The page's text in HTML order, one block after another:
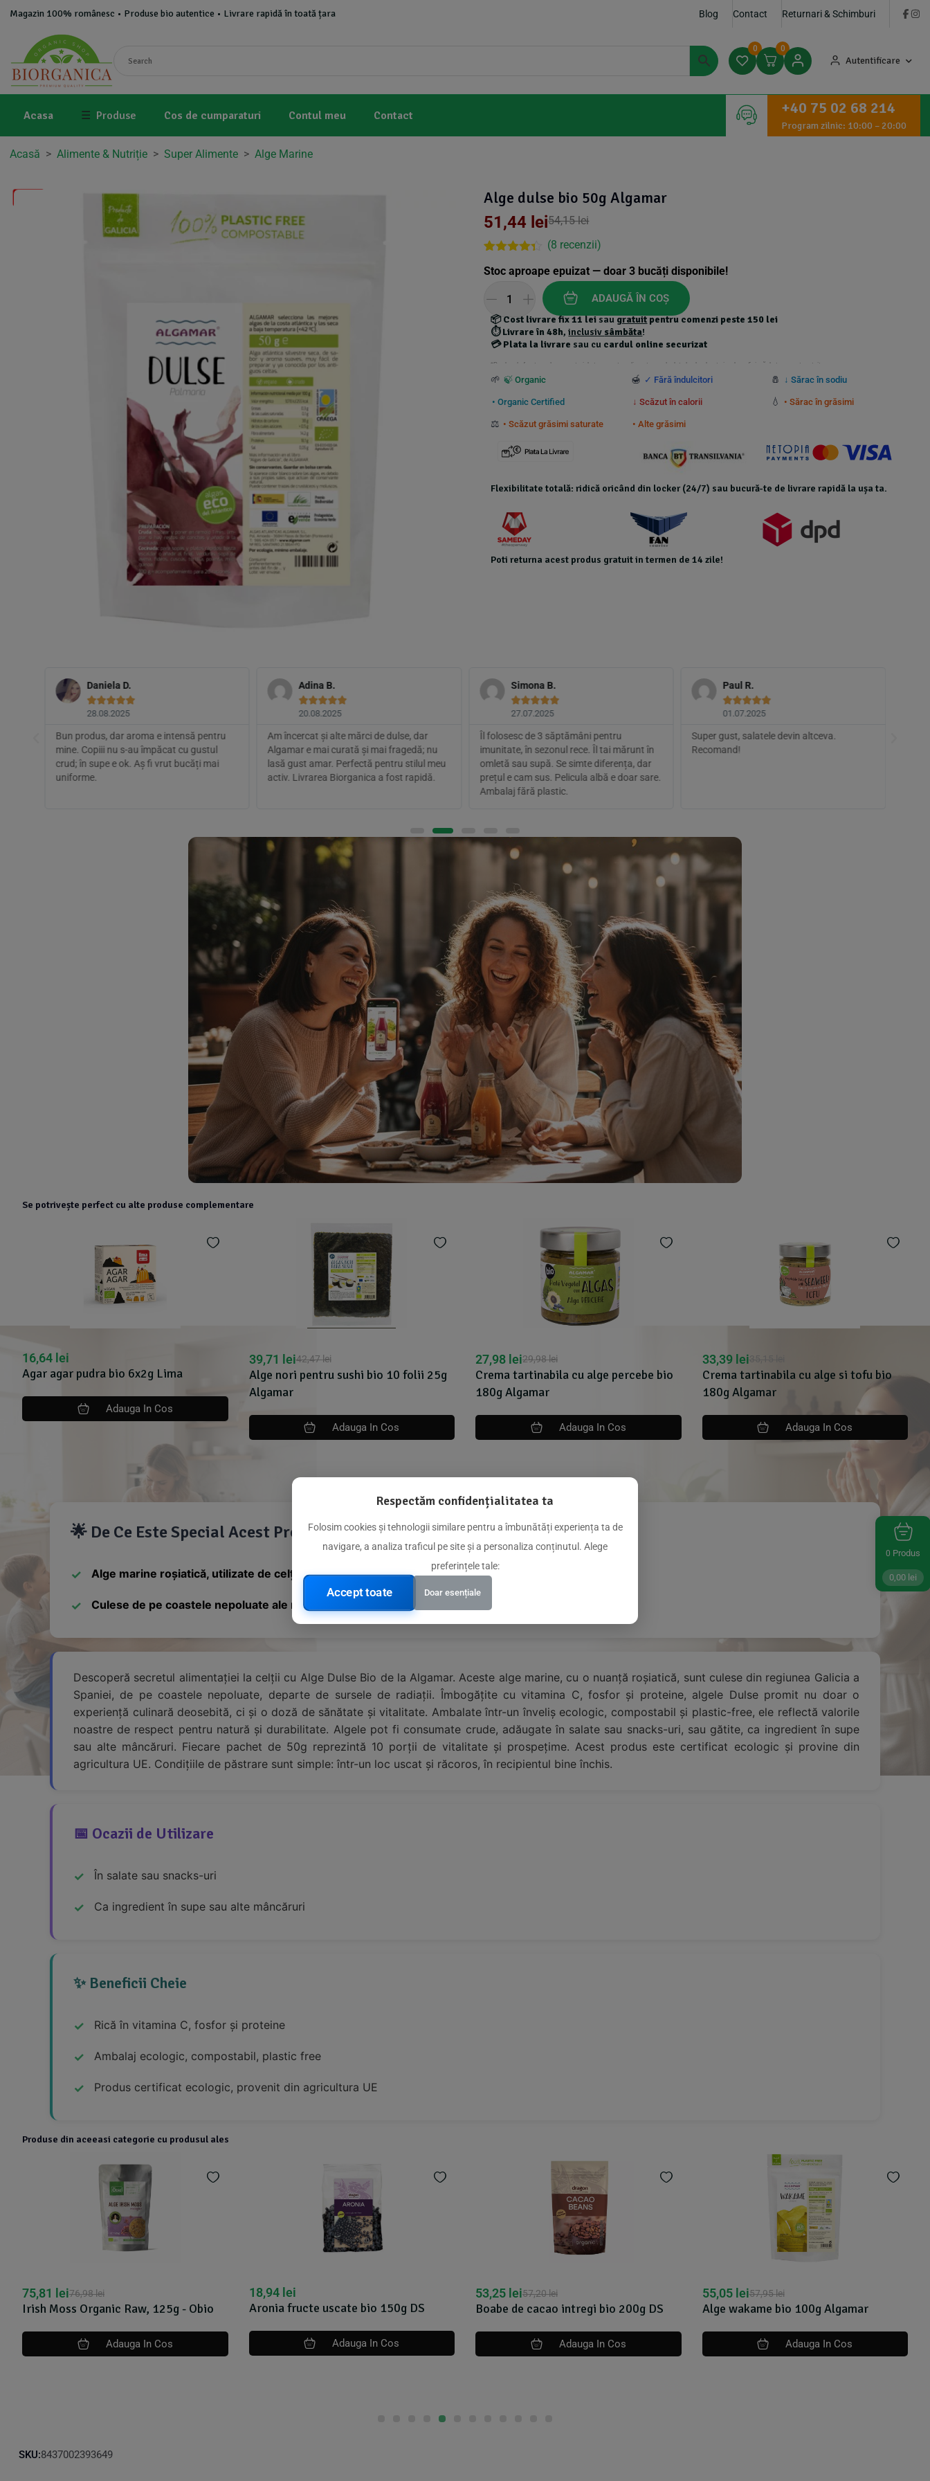
Magazin 100% românesc • Produse bio autentice • Livrare rapidă în toată țara Blog Contact Returnari & Schimburi
0 0
Autentificare
Acasa ☰ Produse Cos de cumparaturi Contul meu Contact +40 75 02 68 214
Program zilnic: 10:00 – 20:00
Acasă > Alimente & Nutriție > Super Alimente > Alge Marine
Alge dulse bio 50g Algamar
54,15lei
51,44 lei
out of 5
customer
ratings
(8 recenzii)
Stoc aproape epuizat — doar3 bucăți disponibile!
ADAUGĂ ÎN COȘ
📦Cost livrare fix 11 leisaugratuitpentru comenzi peste 150 lei
⏱️Livrare în 48h,inclusiv sâmbăta!
💳Plata la livrare sau cu cardul online securizat
*Produsele foarte grele au costuri de transport suplimentare calculate la checkout și nu beneficiază de transport gratuit.
🌱 🍃 Organic 🍯 ✓ Fără îndulcitori 🧂 ↓ Sărac în sodiu
• Organic Certified ↓ Scăzut în calorii 💧 • Sărac în grăsimi
⚖️ • Scăzut grăsimi saturate • Alte grăsimi
Flexibilitate totală: ridică oricând din locker (24/7) sau bucură-te de livrare rapidă la ușa ta.
Poti returna acest produs gratuit in termen de 14 zile!
Daniela D.

28.08.2025
Bun produs, dar aroma e intensă pentru
mine. Copiii nu s-au împăcat cu gustul
crud; în supe e ok. Aș fi vrut bucăți mai
uniforme.
Adina B.

20.08.2025
Am încercat și alte mărci de dulse, dar
Algamar e mai curată și mai fragedă; nu
lasă gust amar. Perfectă pentru stilul meu
activ. Livrarea Biorganica a fost rapidă.
Simona B.

27.07.2025
Îl folosesc de 3 săptămâni pentru
imunitate, în sezonul rece. Îl tai mărunt în
omletă sau supă. Se simte diferența, dar
prețul e cam sus. Pelicula albă e doar sare.
Ambalaj fără plastic.
Paul R.

01.07.2025
Super gust, salatele devin altceva.
Recomand!
Se potrivește perfect cu alte produse complementare
Alge nori pentru sushi bio 10 folii 25g
39,71 lei
Crema tartinabila cu alge percebe bio
180g Algamar
29,98lei
27,98 lei
Adauga In Cos
Crema tartinabila cu alge si tofu bio
180g Algamar
35,15lei
33,39 lei
Adauga In Cos
Alge sea spaghetti bio 50g Algamar
24,72 lei
🌟 De Ce Este Special Acest Produs
Alge marine roșiatică, utilizate de celți
Culese de pe coastele nepoluate ale regiunii Galicia din Spania
Descoperă secretul alimentației la celții cu Alge Dulse Bio de la Algamar. Aceste alge marine, cu o nuanță roșiatică, sunt culese din regiunea Galicia a
Spaniei, de pe coastele nepoluate, departe de sursele de radiații. Îmbogățite cu vitamina C, fosfor și proteine, algele Dulse promit nu doar o
experiență culinară deosebită, ci și o doză de sănătate și vitalitate. Ambalate într-un înveliș ecologic, compostabil și plastic-free, ele reflectă valorile
noastre de respect pentru natură și durabilitate. Algele pot fi consumate crude, adăugate în salate sau snacks-uri, sau gătite, ca ingredient în supe
sau alte mâncăruri. Fiecare pachet de 50g reprezintă 10 porții de vitalitate și prospețime. Acest produs este certificat ecologic și provine din
agricultura UE. Condițiile de păstrare sunt simple: într-un loc uscat și răcoros, în recipientul bine închis.
📅 Ocazii de Utilizare
În salate sau snacks-uri
Ca ingredient în supe sau alte mâncăruri
✨ Beneficii Cheie
Rică în vitamina C, fosfor și proteine
Ambalaj ecologic, compostabil, plastic free
Produs certificat ecologic, provenit din agricultura UE
Produse din aceeasi categorie cu produsul ales
Aronia fructe uscate bio 150g DS
18,94 lei
Adauga In Cos
Boabe de cacao intregi bio 200g DS
53,25 lei
Adauga In Cos
Alge wakame bio 100g Algamar
57,95lei
55,05 lei
Adauga In Cos
Alge nori pentru sushi bio 10 folii 25g
42,47lei
39,71 lei
SKU:8437002393649
0 Produs
0,00 lei
Respectăm confidențialitatea ta
Folosim cookies și tehnologii similare pentru a îmbunătăți experiența ta de
navigare, a analiza traficul pe site și a personaliza conținutul. Alege
preferințele tale:
Accept toate Doar esențiale